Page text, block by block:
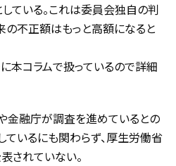
ている。これは委員会独自の判
の不正額はもっと高額になると
本コラムで扱っているので詳細
金融庁が調査を進めているとの
ているにも関わらず、厚生労働省
されていない。